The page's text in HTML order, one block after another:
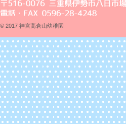
© 2017 神宮高倉山幼稚園